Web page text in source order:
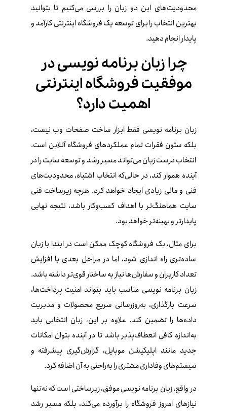
محدودیت‌های این دو زبان را بررسی می‌کنیم تا بتوانید
بهترین انتخاب را برای توسعه یک فروشگاه اینترنتی کارآمد و
پایدار انجام دهید.
چرا زبان برنامه‌ نویسی در
موفقیت فروشگاه اینترنتی
اهمیت دارد؟
زبان برنامه‌ نویسی فقط ابزار ساخت صفحات وب نیست،
بلکه ستون فقرات تمام عملکردهای فروشگاه آنلاین است.
انتخاب درست زبان می‌تواند مسیر رشد و توسعه سایت را در
آینده هموار کند، در حالی‌که انتخاب اشتباه، محدودیت‌های
فنی و مالی زیادی ایجاد خواهد کرد. هرچه زیرساخت فنی
سایت هماهنگ‌تر با اهداف کسب‌وکار باشد، نتیجه نهایی
پایدارتر و بهینه‌تر خواهد بود.
برای مثال، یک فروشگاه کوچک ممکن است در ابتدا با زبان
ساده‌تری راه‌ اندازی شود، اما در مراحل بعدی با افزایش
تعداد کاربران و سفارش‌ها نیاز به ساختار قوی‌تر داشته باشد.
زبان برنامه‌ نویسی مناسب باید بتواند امنیت پرداخت‌ها،
سرعت بارگذاری، به‌روزرسانی سریع محصولات و مدیریت
داده‌ها را تضمین کند. علاوه بر این، زبان انتخابی باید
به‌اندازه کافی انعطاف‌پذیر باشد تا در آینده بتوان امکانات
جدید مانند اپلیکیشن موبایل، گزارش‌گیری پیشرفته و
سیستم‌های وفاداری مشتری را به‌راحتی به آن اضافه کرد.
در واقع، زبان برنامه‌ نویسی موفق، زیرساختی است که نه‌تنها
نیازهای امروز فروشگاه را برآورده می‌کند، بلکه مسیر رشد